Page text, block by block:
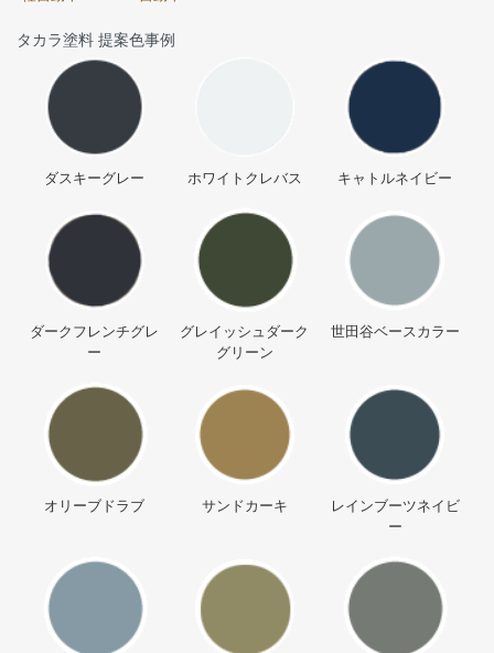
タカラ塗料 提案色事例
ダスキーグレー ホワイトクレバス キャトルネイビー
ダークフレンチグレ
ー
グレイッシュダーク
グリーン
世田谷ベースカラー
オリーブドラブ サンドカーキ
レインブーツネイビ
ー